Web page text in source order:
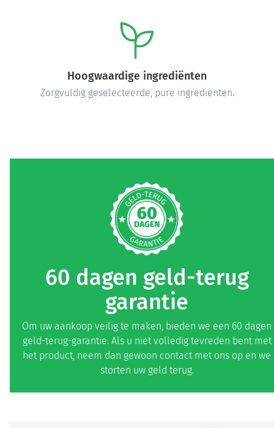
Hoogwaardige ingrediënten
Zorgvuldig geselecteerde, pure ingrediënten.
60 dagen geld-terug
garantie
Om uw aankoop veilig te maken, bieden we een 60 dagen
geld-terug-garantie. Als u niet volledig tevreden bent met
het product, neem dan gewoon contact met ons op en we
storten uw geld terug.